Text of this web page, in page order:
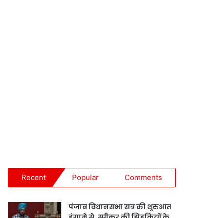
Recent Popular Comments
पंजाब विधानसभा सत्र की शुरुआत